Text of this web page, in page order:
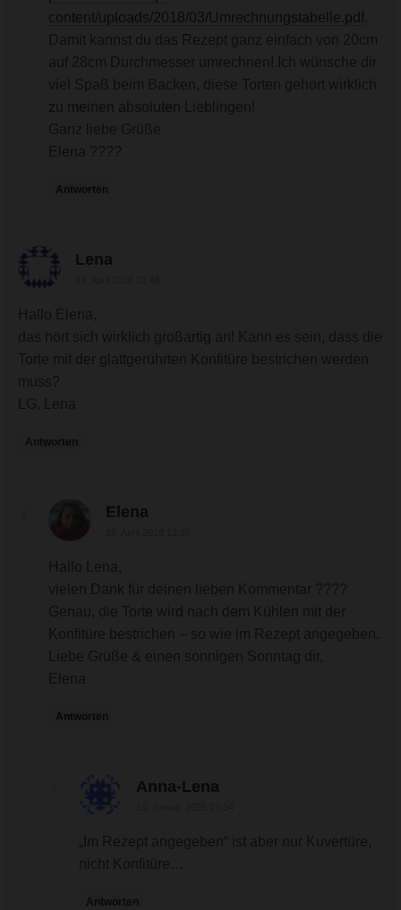
content/uploads/2018/03/Umrechnungstabelle.pdf.
Damit kannst du das Rezept ganz einfach von 20cm
auf 28cm Durchmesser umrechnen! Ich wünsche dir
viel Spaß beim Backen, diese Torten gehört wirklich
zu meinen absoluten Lieblingen!
Ganz liebe Grüße
Elena ????
Antworten
Lena
Hallo Elena,
das hört sich wirklich großartig an! Kann es sein, dass die
Torte mit der glattgerührten Konfitüre bestrichen werden
muss?
LG, Lena
Antworten
Elena
Hallo Lena,
vielen Dank für deinen lieben Kommentar ????
Genau, die Torte wird nach dem Kühlen mit der
Konfitüre bestrichen – so wie im Rezept angegeben.
Liebe Grüße & einen sonnigen Sonntag dir,
Elena
Antworten
Anna-Lena
„Im Rezept angegeben“ ist aber nur Kuvertüre,
nicht Konfitüre…
Antworten